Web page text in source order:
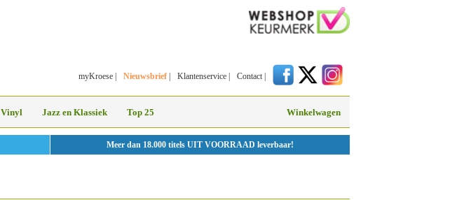
myKroese Nieuwsbrief Klantenservice Contact
Vinyl Jazz en Klassiek Top 25 Winkelwagen
Meer dan 18.000 titels UIT VOORRAAD leverbaar!